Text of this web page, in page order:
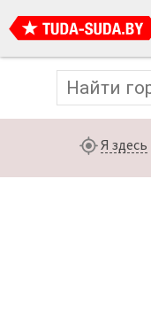
Я здесь